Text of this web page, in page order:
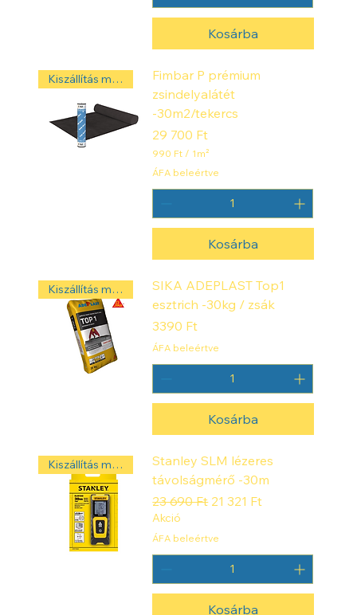
Kosárba
Kiszállítás másnap! ‼️
Fimbar P prémium
zsindelyalátét
-30m2/tekercs
Ár
29 700 Ft
990 Ft / 1m²
9
9
0
F
t
é
g
y
z
e
t
e
ÁFA beleértve
Kosárba
Kiszállítás másnap! ‼️
SIKA ADEPLAST Top1
esztrich -30kg / zsák
Ár
3390 Ft
ÁFA beleértve
Kosárba
Kiszállítás másnap! ‼️
Stanley SLM lézeres
távolságmérő -30m
Szokásos ár
23 690 Ft Akciós ár
21 321 Ft
Akció
ÁFA beleértve
Kosárba